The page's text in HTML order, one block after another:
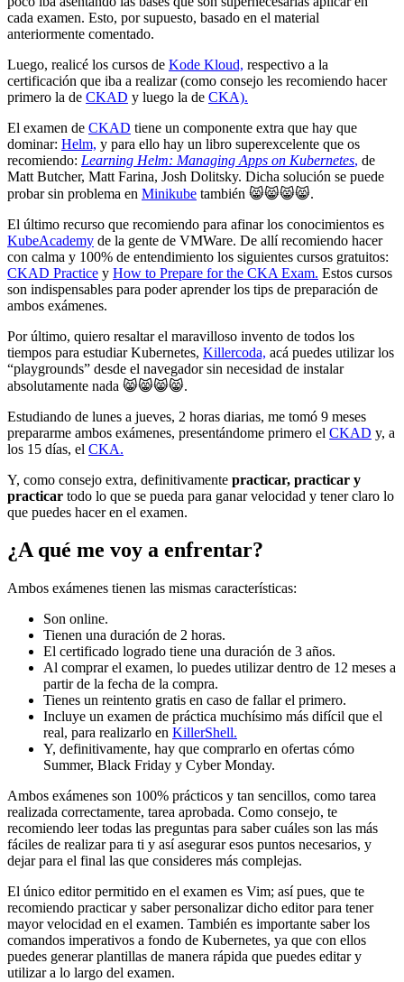
cada examen. Esto, por supuesto, basado en el material
anteriormente comentado.
Luego, realicé los cursos de Kode Kloud, respectivo a la
certificación que iba a realizar (como consejo les recomiendo hacer
primero la de CKAD y luego la de CKA).
El examen de CKAD tiene un componente extra que hay que
dominar: Helm, y para ello hay un libro superexcelente que os
recomiendo: Learning Helm: Managing Apps on Kubernetes, de
Matt Butcher, Matt Farina, Josh Dolitsky. Dicha solución se puede
probar sin problema en Minikube también 😸😸😸😸.
El último recurso que recomiendo para afinar los conocimientos es
KubeAcademy de la gente de VMWare. De allí recomiendo hacer
con calma y 100% de entendimiento los siguientes cursos gratuitos:
CKAD Practice y How to Prepare for the CKA Exam. Estos cursos
son indispensables para poder aprender los tips de preparación de
ambos exámenes.
Por último, quiero resaltar el maravilloso invento de todos los
tiempos para estudiar Kubernetes, Killercoda, acá puedes utilizar los
“playgrounds” desde el navegador sin necesidad de instalar
absolutamente nada 😸😸😸😸.
Estudiando de lunes a jueves, 2 horas diarias, me tomó 9 meses
prepararme ambos exámenes, presentándome primero el CKAD y, a
los 15 días, el CKA.
Y, como consejo extra, definitivamente practicar, practicar y
practicar todo lo que se pueda para ganar velocidad y tener claro lo
que puedes hacer en el examen.
¿A qué me voy a enfrentar?
Ambos exámenes tienen las mismas características:
Son online.
Tienen una duración de 2 horas.
El certificado logrado tiene una duración de 3 años.
Al comprar el examen, lo puedes utilizar dentro de 12 meses a
partir de la fecha de la compra.
Tienes un reintento gratis en caso de fallar el primero.
Incluye un examen de práctica muchísimo más difícil que el
real, para realizarlo en KillerShell.
Y, definitivamente, hay que comprarlo en ofertas cómo
Summer, Black Friday y Cyber Monday.
Ambos exámenes son 100% prácticos y tan sencillos, como tarea
realizada correctamente, tarea aprobada. Como consejo, te
recomiendo leer todas las preguntas para saber cuáles son las más
fáciles de realizar para ti y así asegurar esos puntos necesarios, y
dejar para el final las que consideres más complejas.
El único editor permitido en el examen es Vim; así pues, que te
recomiendo practicar y saber personalizar dicho editor para tener
mayor velocidad en el examen. También es importante saber los
comandos imperativos a fondo de Kubernetes, ya que con ellos
puedes generar plantillas de manera rápida que puedes editar y
utilizar a lo largo del examen.